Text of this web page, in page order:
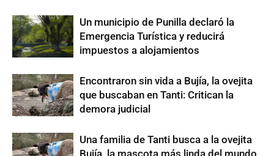
Un municipio de Punilla declaró la
Emergencia Turística y reducirá
impuestos a alojamientos
Encontraron sin vida a Bujía, la ovejita
que buscaban en Tanti: Critican la
demora judicial
Una familia de Tanti busca a la ovejita
Bujía, la mascota más linda del mundo